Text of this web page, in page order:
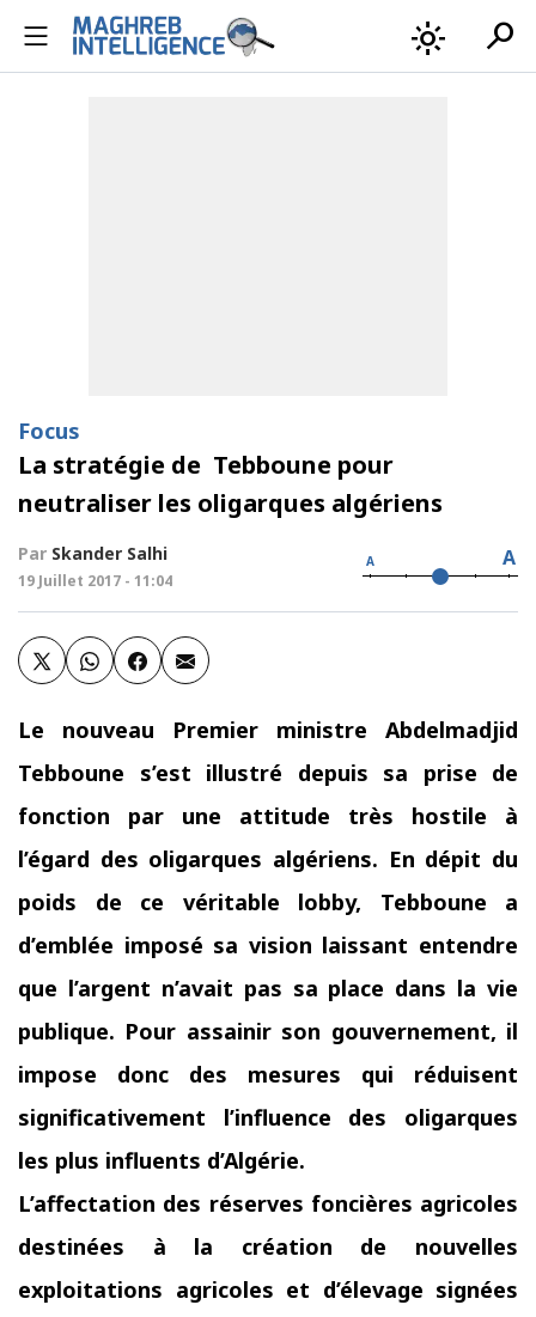
light_mode search
Focus
La stratégie de Tebboune pour
neutraliser les oligarques algériens
Par Skander Salhi
19 Juillet 2017 - 11:04
A A
Le nouveau Premier ministre Abdelmadjid
Tebboune s’est illustré depuis sa prise de
fonction par une attitude très hostile à
l’égard des oligarques algériens. En dépit du
poids de ce véritable lobby, Tebboune a
d’emblée imposé sa vision laissant entendre
que l’argent n’avait pas sa place dans la vie
publique. Pour assainir son gouvernement, il
impose donc des mesures qui réduisent
significativement l’influence des oligarques
les plus influents d’Algérie.
L’affectation des réserves foncières agricoles
destinées à la création de nouvelles
exploitations agricoles et d’élevage signées